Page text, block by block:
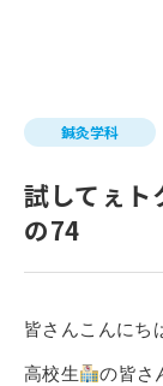
研修・講座
公共職業訓練
よくあるご質問
在校生の皆さまへ
鍼灸学科
試してぇト
の74
皆さんこんにち
高校生 の皆さ